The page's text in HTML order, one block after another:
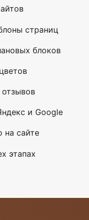
страниц
блоков
и Google
на сайте
этапах